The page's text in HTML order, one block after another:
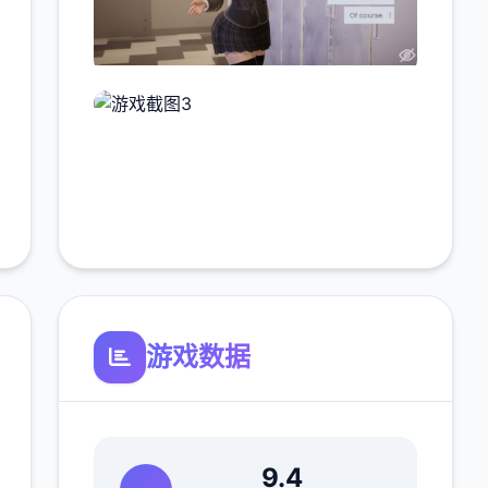
游戏数据
9.4